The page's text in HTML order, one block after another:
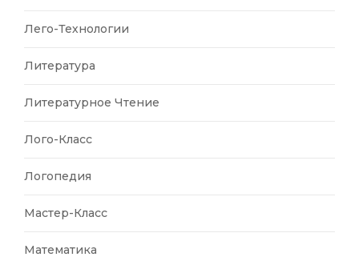
Лего-Технологии
Литература
Литературное Чтение
Лого-Класс
Логопедия
Мастер-Класс
Математика